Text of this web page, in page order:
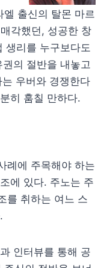
엘 출신의 탈몬 마르
각했던, 성공한 창
생리를 누구보다도
의 절반을 내놓고
우버와 경쟁한다
히 훔칠 만하다.
례에 주목해야 하는
에 있다. 주노는 주
를 취하는 여느 스
인터뷰를 통해 공